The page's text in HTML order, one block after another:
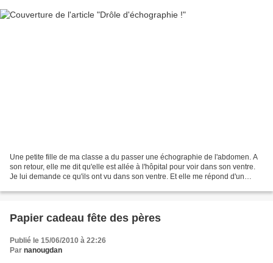
Une petite fille de ma classe a du passer une échographie de l'abdomen. A
son retour, elle me dit qu'elle est allée à l'hôpital pour voir dans son ventre.
Je lui demande ce qu'ils ont vu dans son ventre. Et elle me répond d'un
Papier cadeau fête des pères
Publié le 15/06/2010 à 22:26
Par nanougdan